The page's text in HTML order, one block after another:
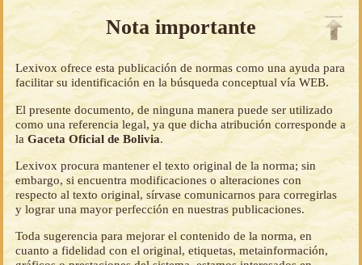
Nota importante
Lexivox ofrece esta publicación de normas como una ayuda para
facilitar su identificación en la búsqueda conceptual vía WEB.
El presente documento, de ninguna manera puede ser utilizado
como una referencia legal, ya que dicha atribución corresponde a
laGaceta Oficial de Bolivia.
Lexivox procura mantener el texto original de la norma; sin
embargo, si encuentra modificaciones o alteraciones con
respecto al texto original, sírvase comunicarnos para corregirlas
y lograr una mayor perfección en nuestras publicaciones.
Toda sugerencia para mejorar el contenido de la norma, en
cuanto a fidelidad con el original, etiquetas, metainformación,